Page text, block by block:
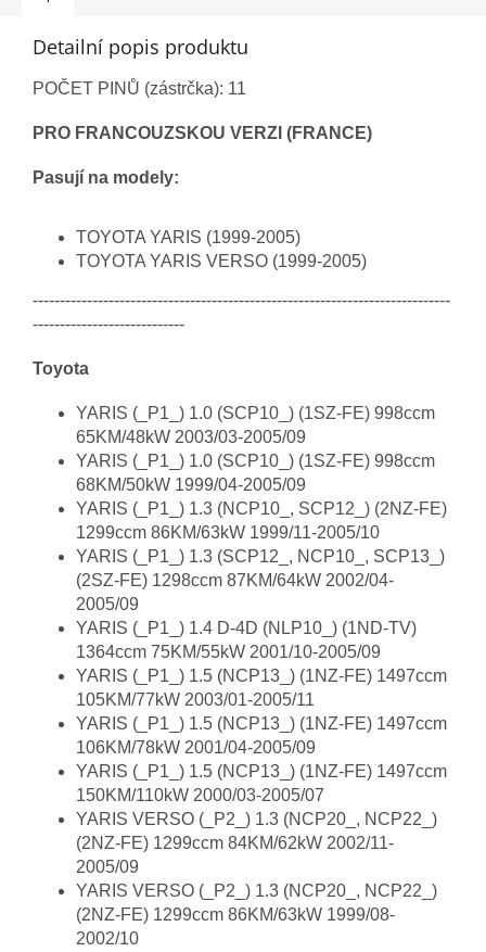
Detailní popis produktu
POČET PINŮ (zástrčka): 11
PRO FRANCOUZSKOU VERZI (FRANCE)
Pasují na modely:
TOYOTA YARIS (1999-2005)
TOYOTA YARIS VERSO (1999-2005)
-----------------------------------------------------------------------------
----------------------------
Toyota
YARIS (_P1_) 1.0 (SCP10_) (1SZ-FE) 998ccm
65KM/48kW 2003/03-2005/09
YARIS (_P1_) 1.0 (SCP10_) (1SZ-FE) 998ccm
68KM/50kW 1999/04-2005/09
YARIS (_P1_) 1.3 (NCP10_, SCP12_) (2NZ-FE)
1299ccm 86KM/63kW 1999/11-2005/10
YARIS (_P1_) 1.3 (SCP12_, NCP10_, SCP13_)
(2SZ-FE) 1298ccm 87KM/64kW 2002/04-
2005/09
YARIS (_P1_) 1.4 D-4D (NLP10_) (1ND-TV)
1364ccm 75KM/55kW 2001/10-2005/09
YARIS (_P1_) 1.5 (NCP13_) (1NZ-FE) 1497ccm
105KM/77kW 2003/01-2005/11
YARIS (_P1_) 1.5 (NCP13_) (1NZ-FE) 1497ccm
106KM/78kW 2001/04-2005/09
YARIS (_P1_) 1.5 (NCP13_) (1NZ-FE) 1497ccm
150KM/110kW 2000/03-2005/07
YARIS VERSO (_P2_) 1.3 (NCP20_, NCP22_)
(2NZ-FE) 1299ccm 84KM/62kW 2002/11-
2005/09
YARIS VERSO (_P2_) 1.3 (NCP20_, NCP22_)
(2NZ-FE) 1299ccm 86KM/63kW 1999/08-
2002/10